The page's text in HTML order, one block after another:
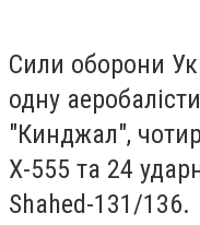
Сили оборони
одну
"Кинджал",
Х-555 та 24
Shahed-131/136.